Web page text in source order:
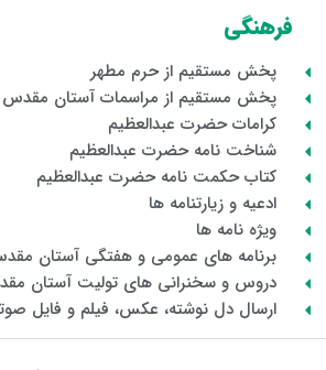
فرهنگی
پخش مستقیم از حرم مطهر
پخش مستقیم از مراسمات آستان مقدس
کرامات حضرت عبدالعظیم
شناخت نامه حضرت عبدالعظیم
کتاب حکمت نامه حضرت عبدالعظیم
ادعیه و زیارتنامه ها
ویژه نامه ها
برنامه های عمومی و هفتگی آستان
دروس و سخنرانی های تولیت آستان
ارسال دل نوشته، عکس، فیلم و فایل